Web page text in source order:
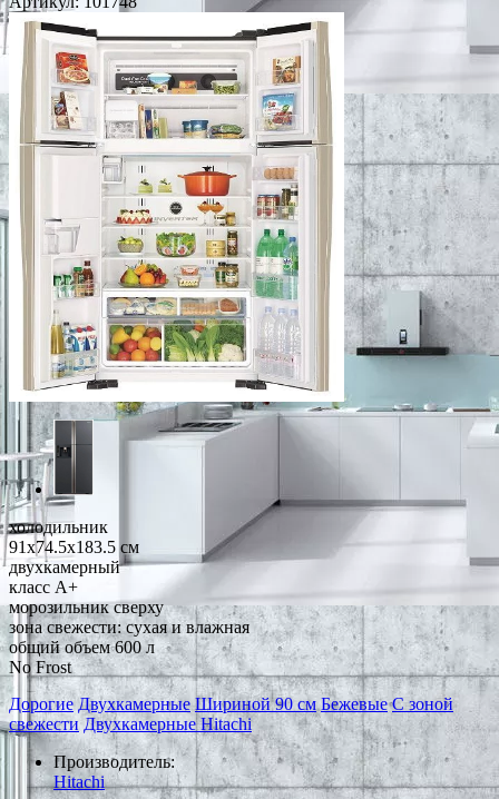
холодильник
91x74.5x183.5 см
двухкамерный
класс A+
морозильник сверху
зона свежести: сухая и влажная
общий объем 600 л
No Frost
Дорогие Двухкамерные Шириной 90 см Бежевые С зоной
свежести Двухкамерные Hitachi
Производитель:
Hitachi